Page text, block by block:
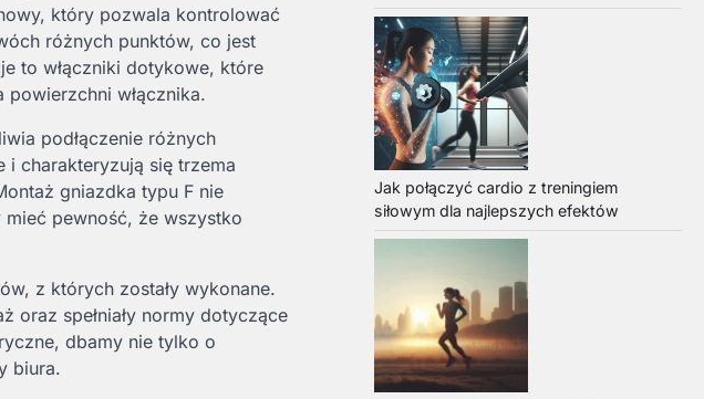
który pozwala kontrolować
różnych punktów, co jest
to włączniki dotykowe, które
włącznika.
podłączenie różnych
i charakteryzują się trzema
gniazdka typu F nie
pewność, że wszystko
z których zostały wykonane.
oraz spełniały normy dotyczące
dbamy nie tylko o
biura.
Jak połączyć cardio z treningiem
siłowym dla najlepszych efektów